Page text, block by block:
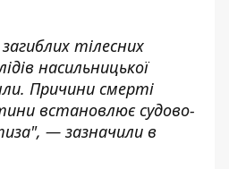
тілесних
насильницької
Причини смерті
встановлює судово-
— зазначили в